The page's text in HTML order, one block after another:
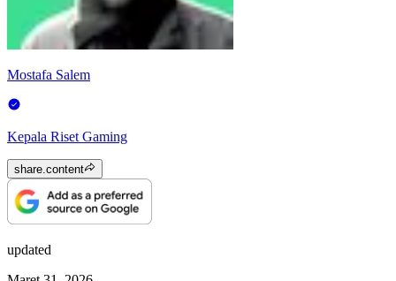
Mostafa Salem
Kepala Riset Gaming
share.content
updated